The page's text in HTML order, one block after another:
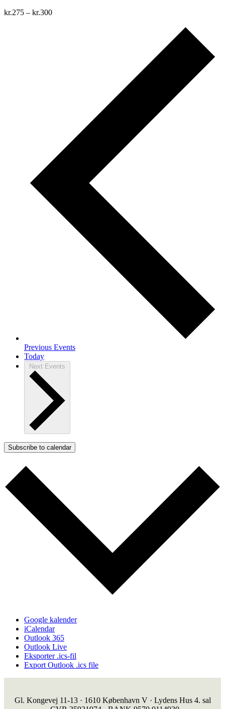
kr.275 – kr.300
Previous Events
Today
Next Events
Subscribe to calendar
Google kalender
iCalendar
Outlook 365
Outlook Live
Eksporter .ics-fil
Export Outlook .ics file
Gl. Kongevej 11-13 · 1610 København V · Lydens Hus 4. sal